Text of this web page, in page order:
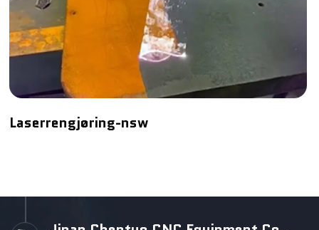
Laserrengjøring-nsw